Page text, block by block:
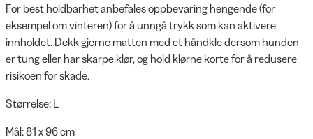
For best holdbarhet anbefales oppbevaring hengende (for
eksempel om vinteren) for å unngå trykk som kan aktivere
innholdet. Dekk gjerne matten med et håndkle dersom hunden
er tung eller har skarpe klør, og hold klørne korte for å redusere
risikoen for skade.
Størrelse: L
Mål: 81 x 96 cm